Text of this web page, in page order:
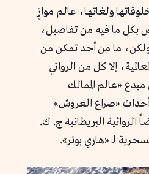
ولغاتها، عالم موازٍ
بكل ما فيه من تفاصيل،
ما من أحد تمكن من
إلا كل من الروائي
مبدع «عالم الممالك
«صراع العروش»
الروائية البريطانية ج. ك.
لـ «هاري بوتر».